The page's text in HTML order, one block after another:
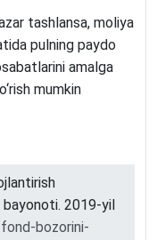
tashlansa, moliya
pulning paydo
amalga
mumkin
bayonoti. 2019-yil
bozorini-